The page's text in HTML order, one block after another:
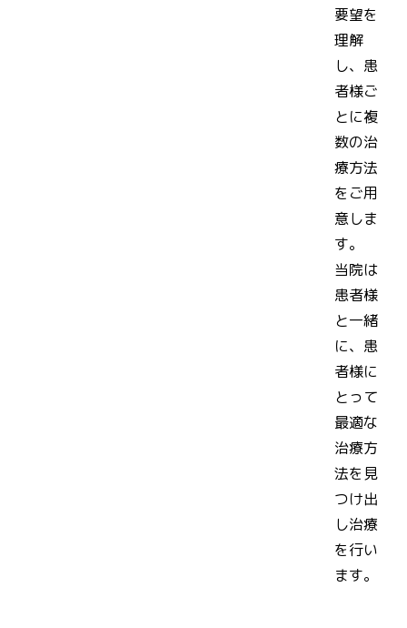
要望を
理解
し、患
者様ご
とに複
数の治
療方法
をご用
意しま
す。
当院は
患者様
と一緒
に、患
者様に
とって
最適な
治療方
法を見
つけ出
し治療
を行い
ます。